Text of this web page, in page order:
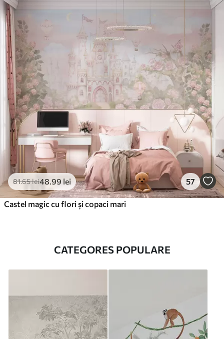
81.65lei48.99 lei 57
Castel magic cu flori și copaci mari
CATEGORES POPULARE